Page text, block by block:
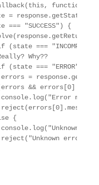
function
= response.getState()
=== "SUCCESS") {
(state ===
Why??
(state === "ERROR") {
=
&& errors[0] &&
{
error")